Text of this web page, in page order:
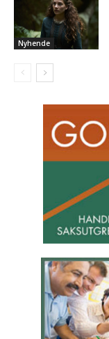
Nyhende